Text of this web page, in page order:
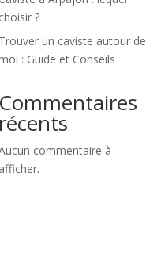
choisir ?
Trouver un caviste autour de
: Guide et Conseils
Commentaires
récents
commentaire à
afficher.